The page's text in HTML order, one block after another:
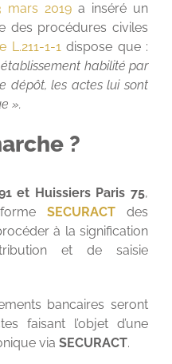
mars 2019a inséré un
des procédures civiles
L.211-1-1dispose que :
habilité par
dépôt, les actes lui sont
».
?
et Huissiers Paris 75,
SECURACT
des
à la signification
et de saisie
bancaires seront
faisant l’objet d’une
via SECURACT.